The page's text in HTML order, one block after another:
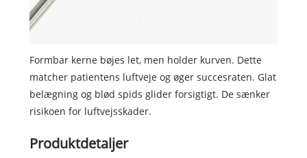
Formbar kerne bøjes let, men holder kurven. Dette
matcher patientens luftveje og øger succesraten. Glat
belægning og blød spids glider forsigtigt. De sænker
risikoen for luftvejsskader.
Produktdetaljer